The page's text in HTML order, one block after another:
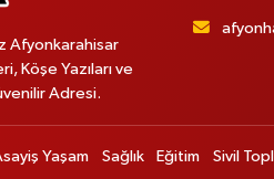
Afyonkarahisar
Köşe Yazıları ve
Adresi.
Yaşam Sağlık Eğitim Sivil